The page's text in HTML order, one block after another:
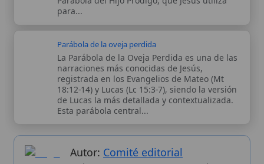
Autor:
Artículo supervisado por el Comité
del artículo están basadas y contrastadas
usando fuentes catolicas: escritos
patrísticos, de santos, artículos
teológicos, documentos históricos, actas
de concilios, encíclicas, fuentes
magisteriales y documentos oficiales de